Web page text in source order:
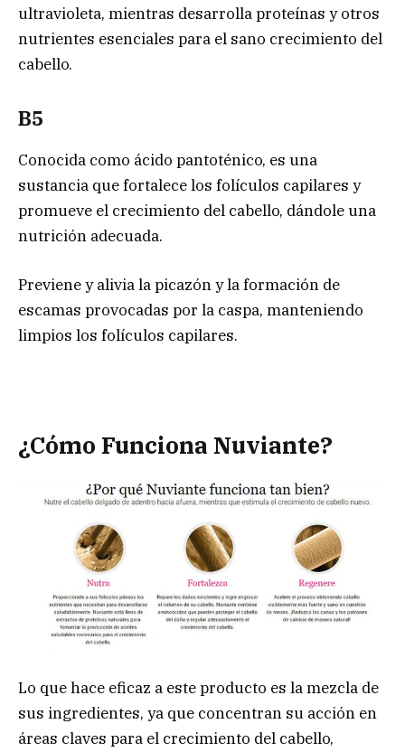
ultravioleta, mientras desarrolla proteínas y otros
nutrientes esenciales para el sano crecimiento del
cabello.
B5
Conocida como ácido pantoténico, es una
sustancia que fortalece los folículos capilares y
promueve el crecimiento del cabello, dándole una
nutrición adecuada.
Previene y alivia la picazón y la formación de
escamas provocadas por la caspa, manteniendo
limpios los folículos capilares.
¿Cómo Funciona Nuviante?
Lo que hace eficaz a este producto es la mezcla de
sus ingredientes, ya que concentran su acción en
áreas claves para el crecimiento del cabello,